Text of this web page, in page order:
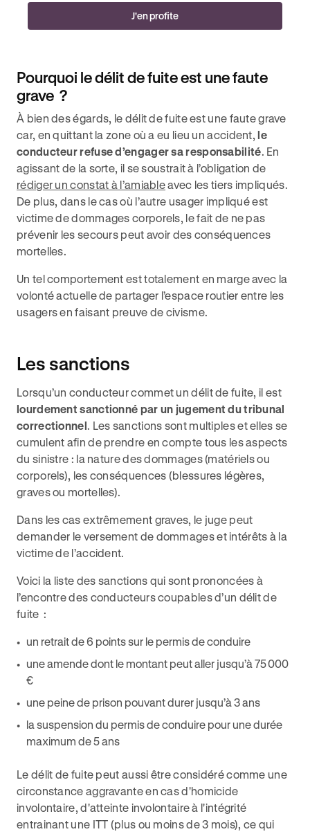
J'en profite
Pourquoi le délit de fuite est une faute
grave ?
À bien des égards, le délit de fuite est une faute grave
car, en quittant la zone où a eu lieu un accident,le
conducteur refuse d’engager sa responsabilité. En
agissant de la sorte, il se soustrait à l’obligation de
rédiger un constat à l’amiableavec les tiers impliqués.
De plus, dans le cas où l’autre usager impliqué est
victime de dommages corporels, le fait de ne pas
prévenir les secours peut avoir des conséquences
mortelles.
Un tel comportement est totalement en marge avec la
volonté actuelle de partager l’espace routier entre les
usagers en faisant preuve de civisme.
Les sanctions
Lorsqu’un conducteur commet un délit de fuite, il est
lourdement sanctionné par un jugement du tribunal
correctionnel. Les sanctions sont multiples et elles se
cumulent afin de prendre en compte tous les aspects
du sinistre : la nature des dommages (matériels ou
corporels), les conséquences (blessures légères,
graves ou mortelles).
Dans les cas extrêmement graves, le juge peut
demander le versement de dommages et intérêts à la
victime de l’accident.
Voici la liste des sanctions qui sont prononcées à
l’encontre des conducteurs coupables d’un délit de
fuite :
un retrait de 6 points sur le permis de conduire
une amende dont le montant peut aller jusqu’à 75 000
€
une peine de prison pouvant durer jusqu’à 3 ans
la suspension du permis de conduire pour une durée
maximum de 5 ans
Le délit de fuite peut aussi être considéré comme une
circonstance aggravante en cas d'homicide
involontaire, d'atteinte involontaire à l'intégrité
entrainant une ITT (plus ou moins de 3 mois), ce qui